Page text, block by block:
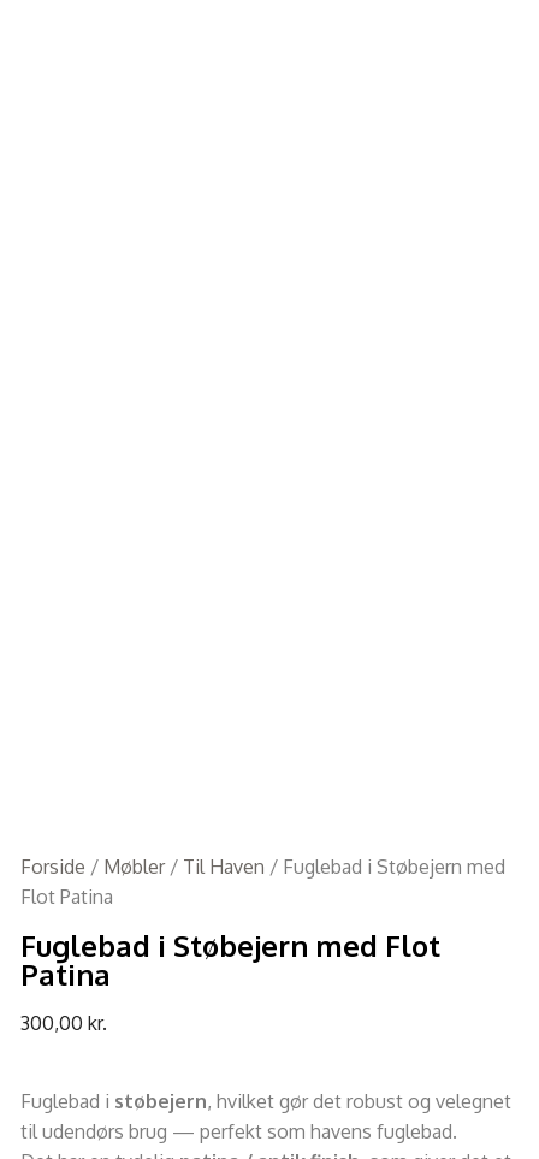
Forside / Møbler/ Til Haven / Fuglebad i Støbejern med
Flot Patina
Fuglebad i Støbejern med Flot
Patina
300,00 kr.
Fuglebad i støbejern, hvilket gør det robust og velegnet
til udendørs brug — perfekt som havens fuglebad.